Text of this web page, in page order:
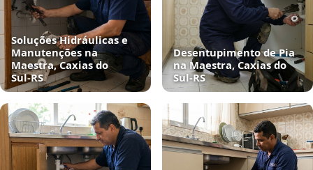
Soluções Hidráulicas e
Manutenções na
Maestra, Caxias do
Sul‑RS
Desentupimento de Pia
na Maestra, Caxias do
Sul‑RS